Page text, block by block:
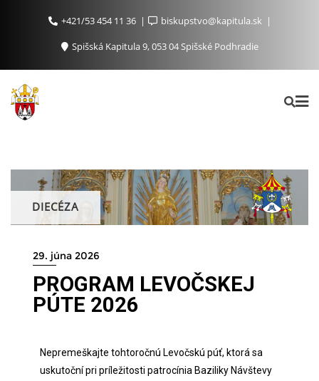
+421/53 454 11 36
biskupstvo@kapitula.sk
Spišská Kapitula 9, 053 04 Spišské Podhradie
DIECÉZA
29. júna 2026
PROGRAM LEVOČSKEJ
PÚTE 2026
Nepremeškajte tohtoročnú Levočskú púť, ktorá sa
uskutoční pri príležitosti patrocínia Baziliky Návštevy